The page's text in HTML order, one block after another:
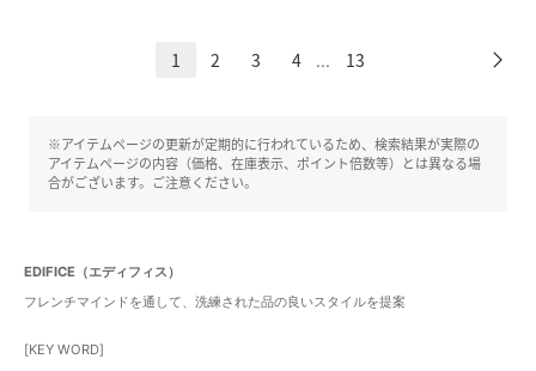
1 2 3 4 ... 13
※アイテムページの更新が定期的に行われているため、検索結果が実際の
アイテムページの内容（価格、在庫表示、ポイント倍数等）とは異なる場
合がございます。ご注意ください。
EDIFICE（エディフィス）
フレンチマインドを通して、洗練された品の良いスタイルを提案
[KEY WORD]